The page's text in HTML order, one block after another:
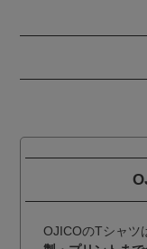
OJICOのTシャツ